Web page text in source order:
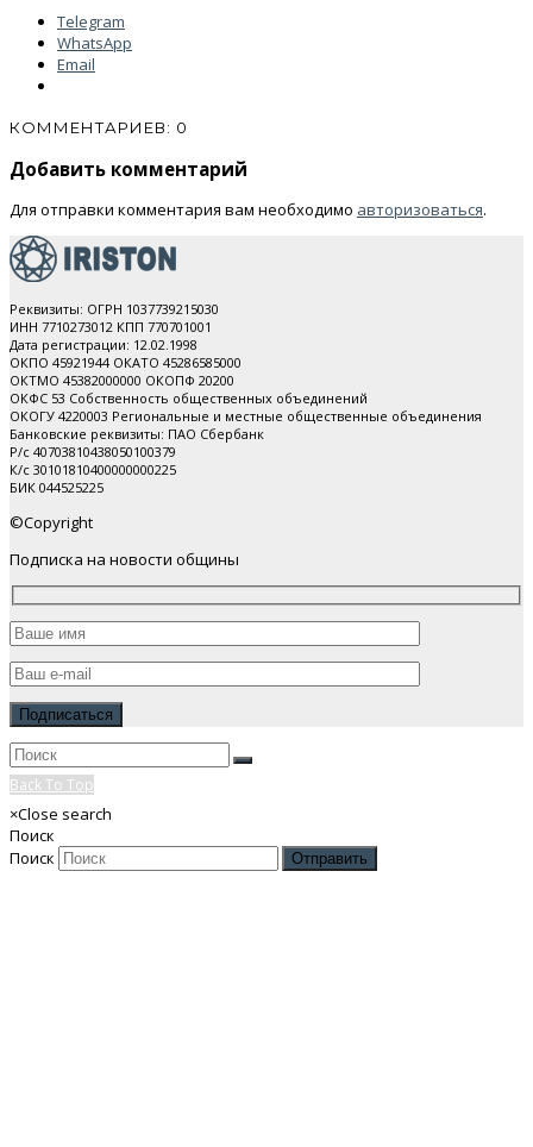
Telegram
WhatsApp
Email
КОММЕНТАРИЕВ: 0
Добавить комментарий
Для отправки комментария вам необходимо авторизоваться.
Реквизиты: ОГРН 1037739215030
ИНН 7710273012 КПП 770701001
Дата регистрации: 12.02.1998
ОКПО 45921944 ОКАТО 45286585000
ОКТМО 45382000000 ОКОПФ 20200
ОКФС 53 Собственность общественных объединений
ОКОГУ 4220003 Региональные и местные общественные объединения
Банковские реквизиты: ПАО Cбербанк
Р/с 40703810438050100379
К/с 30101810400000000225
БИК 044525225
©Copyright
Подписка на новости общины
Back To Top
×Close search
Поиск
Поиск
Отправить